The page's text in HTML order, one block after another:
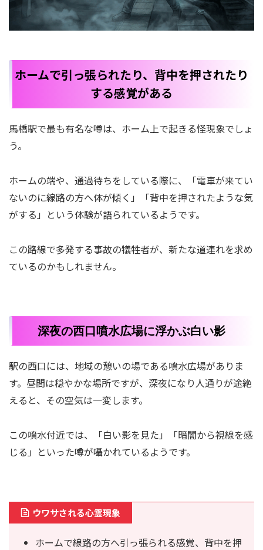
ホームで引っ張られたり、背中を押されたり
する感覚がある
馬橋駅で最も有名な噂は、ホーム上で起きる怪現象でしょ
う。
ホームの端や、通過待ちをしている際に、「電車が来てい
ないのに線路の方へ体が傾く」「背中を押されたような気
がする」という体験が語られているようです。
この路線で多発する事故の犠牲者が、新たな道連れを求め
ているのかもしれません。
深夜の西口噴水広場に浮かぶ白い影
駅の西口には、地域の憩いの場である噴水広場がありま
す。昼間は穏やかな場所ですが、深夜になり人通りが途絶
えると、その空気は一変します。
この噴水付近では、「白い影を見た」「暗闇から視線を感
じる」といった噂が囁かれているようです。
ウワサされる心霊現象
ホームで線路の方へ引っ張られる感覚、背中を押